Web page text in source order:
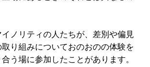
ノリティの人たちが、差別や偏見
り組みについておのおのの体験を
う場に参加したことがあります。